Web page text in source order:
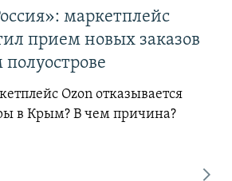
маркетплейс
прием новых заказов
Ozon отказывается
в Крым? В чем причина?